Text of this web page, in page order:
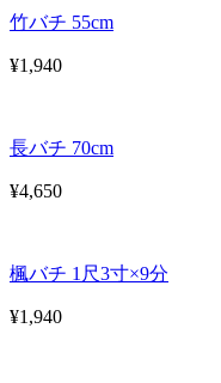
竹バチ 55cm
¥1,940
長バチ 70cm
¥4,650
楓バチ 1尺3寸×9分
¥1,940